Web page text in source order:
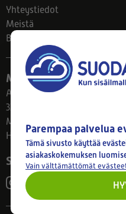
Yhteystiedot
Meistä
Blogi
Myymälä
Ahlmanintie 61
33800 Tampere
Ma–Pe 8–17
Huom! Myymälän
Seuraa meitä
Parempaa palvelua
Tämä sivusto käyttää
asiakaskokemuksen
Vain välttämättömät